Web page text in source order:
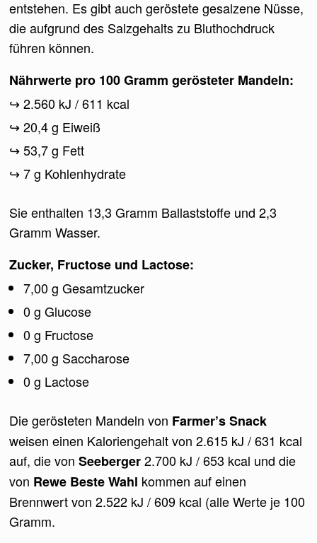
entstehen. Es gibt auch geröstete gesalzene Nüsse,
die aufgrund des Salzgehalts zu Bluthochdruck
führen können.
Nährwerte pro 100 Gramm gerösteter Mandeln:
2.560 kJ / 611 kcal
20,4 g Eiweiß
53,7 g Fett
7 g Kohlenhydrate
Sie enthalten 13,3 Gramm Ballaststoffe und 2,3
Gramm Wasser.
Zucker, Fructose und Lactose:
7,00 g Gesamtzucker
0 g Glucose
0 g Fructose
7,00 g Saccharose
0 g Lactose
Die gerösteten Mandeln von Farmer’s Snack
weisen einen Kaloriengehalt von 2.615 kJ / 631 kcal
auf, die vonSeeberger2.700 kJ / 653 kcal und die
von Rewe Beste Wahl kommen auf einen
Brennwert von 2.522 kJ / 609 kcal (alle Werte je 100
Gramm.